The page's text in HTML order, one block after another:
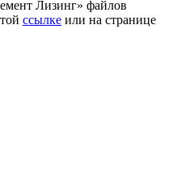
Лизинг» файлов
ссылке или на странице